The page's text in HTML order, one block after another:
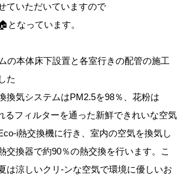
ていただいていますので
となっています。
の本体床下設置と各室行きの配管の施工
た
換気システムはPM2.5を98％、花粉は
るフィルターを通った新鮮できれいな空気
i熱交換機に行き、室内の空気を換気し
交換器で約90％の熱交換を行います。こ
は涼しいクリ-ンな空気で環境に優しいお